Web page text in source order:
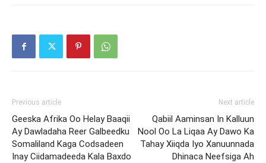
Previous article
Geeska Afrika Oo Helay Baaqii
Ay Dawladaha Reer Galbeedku
Somaliland Kaga Codsadeen
Inay Ciidamadeeda Kala Baxdo
Next article
Qabiil Aaminsan In Kalluun
Nool Oo La Liqaa Ay Dawo Ka
Tahay Xiiqda Iyo Xanuunnada
Dhinaca Neefsiga Ah